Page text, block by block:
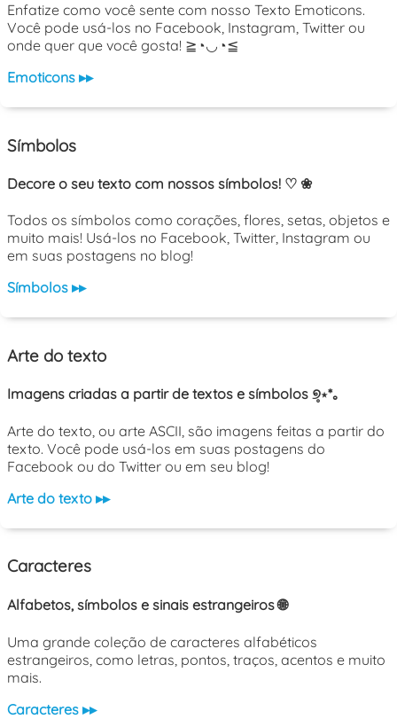
Enfatize como você sente com nosso Texto Emoticons.
Você pode usá-los no Facebook, Instagram, Twitter ou
onde quer que você gosta! ≧◔◡◔≦
Emoticons ▸▸
Símbolos
Decore o seu texto com nossos símbolos! ♡ ❀
Todos os símbolos como corações, flores, setas, objetos e
muito mais! Usá-los no Facebook, Twitter, Instagram ou
em suas postagens no blog!
Símbolos ▸▸
Arte do texto
Imagens criadas a partir de textos e símbolos ୭̥⋆*｡
Arte do texto, ou arte ASCII, são imagens feitas a partir do
texto. Você pode usá-los em suas postagens do
Facebook ou do Twitter ou em seu blog!
Arte do texto ▸▸
Caracteres
Alfabetos, símbolos e sinais estrangeiros 🌐
Uma grande coleção de caracteres alfabéticos
estrangeiros, como letras, pontos, traços, acentos e muito
mais.
Caracteres ▸▸